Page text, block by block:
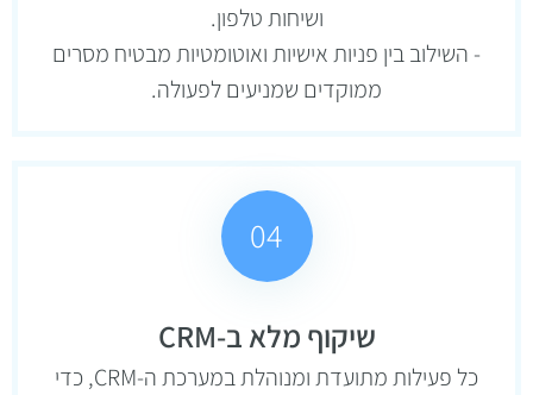
ושיחות טלפון.
- השילוב בין פניות אישיות ואוטומטיות מבטיח מסרים
ממוקדים שמניעים לפעולה.
04
שיקוף מלא ב-CRM
כל פעילות מתועדת ומנוהלת במערכת ה-CRM, כדי